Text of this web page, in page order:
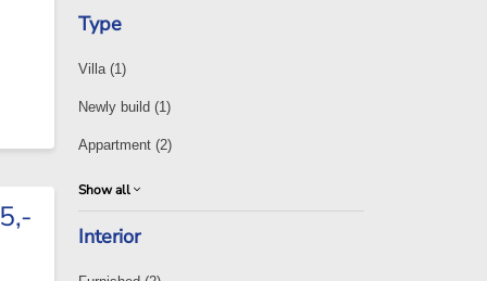
Type
Villa (1)
Newly build (1)
Appartment (2)
Show all
Interior